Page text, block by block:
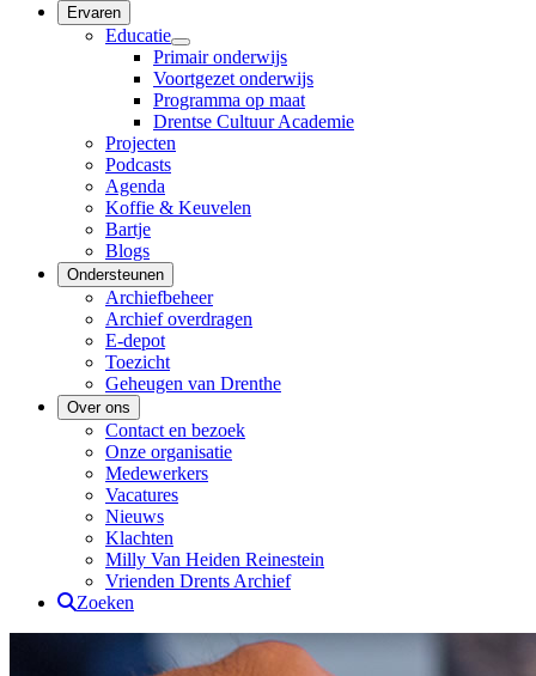
Ervaren
Educatie
Primair onderwijs
Voortgezet onderwijs
Programma op maat
Drentse Cultuur Academie
Projecten
Podcasts
Agenda
Koffie & Keuvelen
Bartje
Blogs
Ondersteunen
Archiefbeheer
Archief overdragen
E-depot
Toezicht
Geheugen van Drenthe
Over ons
Contact en bezoek
Onze organisatie
Medewerkers
Vacatures
Nieuws
Klachten
Milly Van Heiden Reinestein
Vrienden Drents Archief
Zoeken
Drents Archief